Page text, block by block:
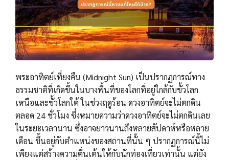
พระอาทิตย์เที่ยงคืน (Midnight Sun) เป็นปรากฏการณ์ทาง
ธรรมชาติที่เกิดขึ้นในบางพื้นที่ของโลกที่อยู่ใกล้กับขั้วโลก
เหนือและขั้วโลกใต้ ในช่วงฤดูร้อน ดวงอาทิตย์จะไม่ตกดิน
ตลอด 24 ชั่วโมง ซึ่งหมายความว่าดวงอาทิตย์จะไม่ตกดินเลย
ในระยะเวลานาน ซึ่งอาจยาวนานถึงหลายสัปดาห์หรือหลาย
เดือน ขึ้นอยู่กับตำแหน่งของสถานที่นั้น ๆ ปรากฏการณ์นี้ไม่
เพียงแต่สร้างความตื่นเต้นให้กับนักท่องเที่ยวเท่านั้น แต่ยัง